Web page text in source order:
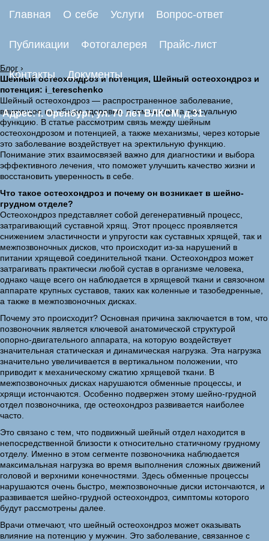
Главная О себе Услуги Вопрос-ответ
Публикации Фотогалерея Прайс-лист
Контакты Документы
Адрес: г. Оренбург, ул. 70 лет ВЛКСМ, д.31.
Блог ›
Шейный остеохондроз и потенция, Шейный остеохондроз и
потенция: i_tereschenko
Шейный остеохондроз — распространенное заболевание,
влияющее на общее здоровье, в том числе на сексуальную
функцию. В статье рассмотрим связь между шейным
остеохондрозом и потенцией, а также механизмы, через которые
это заболевание воздействует на эректильную функцию.
Понимание этих взаимосвязей важно для диагностики и выбора
эффективного лечения, что поможет улучшить качество жизни и
восстановить уверенность в себе.
Что такое остеохондроз и почему он возникает в шейно-
грудном отделе?
Остеохондроз представляет собой дегенеративный процесс,
затрагивающий суставной хрящ. Этот процесс проявляется
снижением эластичности и упругости как суставных хрящей, так и
межпозвоночных дисков, что происходит из-за нарушений в
питании хрящевой соединительной ткани. Остеохондроз может
затрагивать практически любой сустав в организме человека,
однако чаще всего он наблюдается в хрящевой ткани и связочном
аппарате крупных суставов, таких как коленные и тазобедренные,
а также в межпозвоночных дисках.
Почему это происходит? Основная причина заключается в том, что
позвоночник является ключевой анатомической структурой
опорно-двигательного аппарата, на которую воздействует
значительная статическая и динамическая нагрузка. Эта нагрузка
значительно увеличивается в вертикальном положении, что
приводит к механическому сжатию хрящевой ткани. В
межпозвоночных дисках нарушаются обменные процессы, и
хрящи истончаются. Особенно подвержен этому шейно-грудной
отдел позвоночника, где остеохондроз развивается наиболее
часто.
Это связано с тем, что подвижный шейный отдел находится в
непосредственной близости к относительно статичному грудному
отделу. Именно в этом сегменте позвоночника наблюдается
максимальная нагрузка во время выполнения сложных движений
головой и верхними конечностями. Здесь обменные процессы
нарушаются очень быстро, межпозвоночные диски истончаются, и
развивается шейно-грудной остеохондроз, симптомы которого
будут рассмотрены далее.
Врачи отмечают, что шейный остеохондроз может оказывать
влияние на потенцию у мужчин. Это заболевание, связанное с